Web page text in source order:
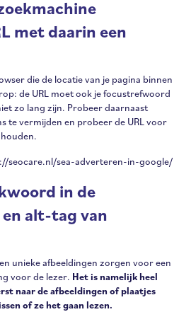
met daarin een
die de locatie van je pagina binnen
de URL moet ook je focustrefwoord
zo lang zijn. Probeer daarnaast
te vermijden en probeer de URL voor
seocare.nl/sea-adverteren-in-google/
in de
alt-tag van
unieke afbeeldingen zorgen voor een
voor de lezer. Het is namelijk heel
naar de afbeeldingen of plaatjes
of ze het gaan lezen.